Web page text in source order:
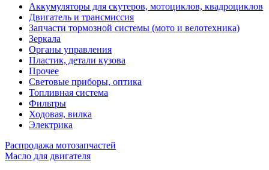
Аккумуляторы для скутеров, мотоциклов, квадроциклов
Двигатель и трансмиссия
Запчасти тормозной системы (мото и велотехника)
Зеркала
Органы управления
Пластик, детали кузова
Прочее
Световые приборы, оптика
Топливная система
Фильтры
Ходовая, вилка
Электрика
Распродажа мотозапчастей
Масло для двигателя